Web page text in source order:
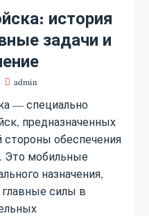
история
задачи и
admin
— специально
предназначенных
обеспечения
Это мобильные
назначения,
силы в